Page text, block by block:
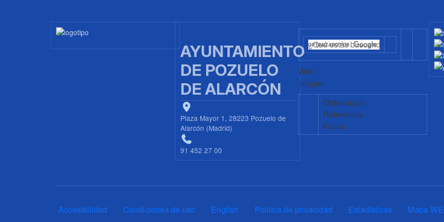
Imagen
AYUNTAMIENTO
DE POZUELO
DE ALARCÓN
Plaza Mayor 1, 28223 Pozuelo de
Alarcón (Madrid)
91 452 27 00
Web
Imagen
Ordenar por
Relevancia
Fecha
Pie de página
Accesibilidad Condiciones de uso English Política de privacidad Estadísticas Mapa